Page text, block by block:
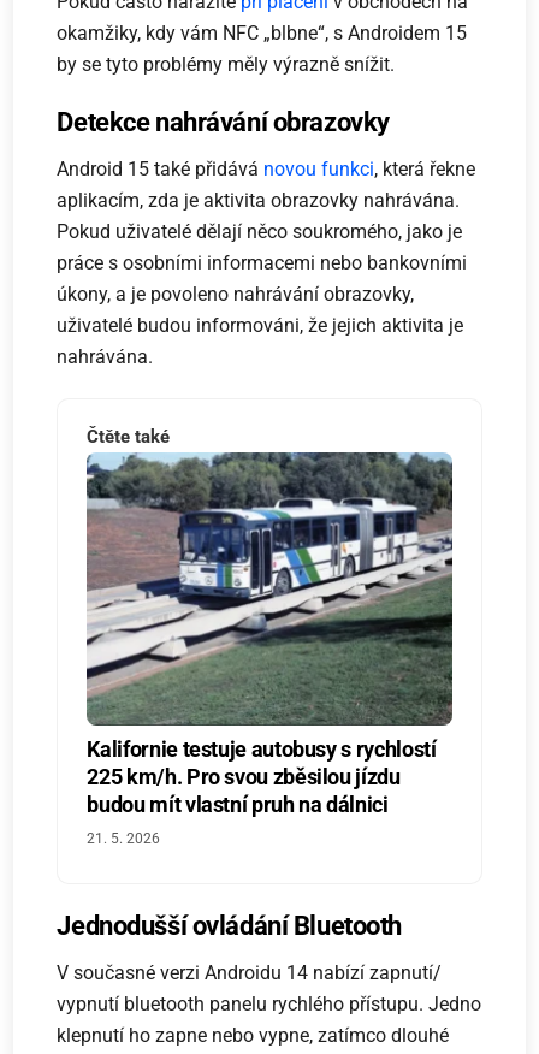
okamžiky, kdy vám NFC „blbne“, s Androidem 15
by se tyto problémy měly výrazně snížit.
Detekce nahrávání obrazovky
Android 15 také přidává novou funkci, která řekne
aplikacím, zda je aktivita obrazovky nahrávána.
Pokud uživatelé dělají něco soukromého, jako je
práce s osobními informacemi nebo bankovními
úkony, a je povoleno nahrávání obrazovky,
uživatelé budou informováni, že jejich aktivita je
nahrávána.
Čtěte také
Kalifornie testuje autobusy s rychlostí
225 km/h. Pro svou zběsilou jízdu
budou mít vlastní pruh na dálnici
21. 5. 2026
Jednodušší ovládání Bluetooth
V současné verzi Androidu 14 nabízí zapnutí/
vypnutí bluetooth panelu rychlého přístupu. Jedno
klepnutí ho zapne nebo vypne, zatímco dlouhé